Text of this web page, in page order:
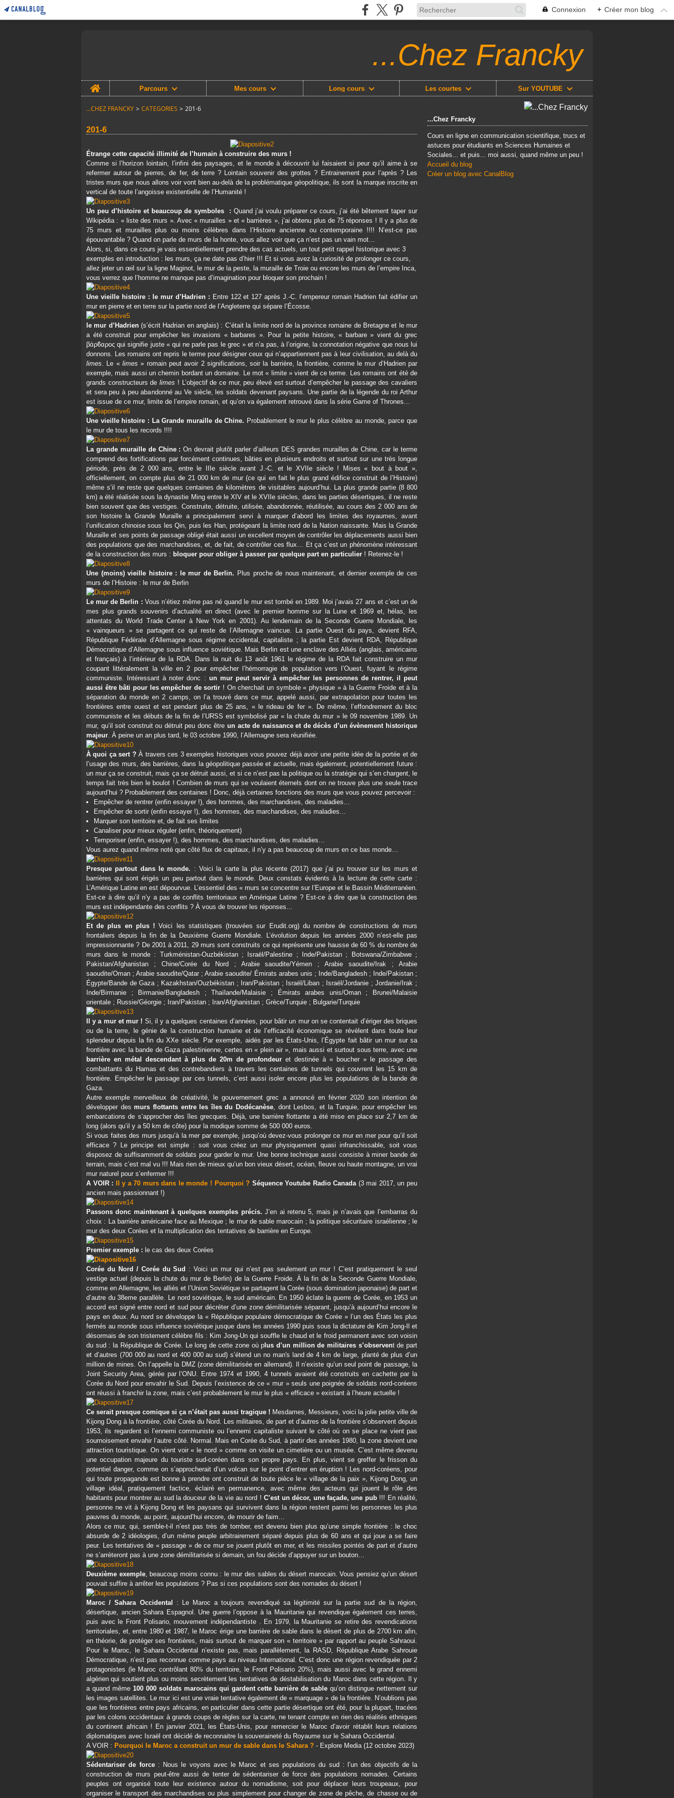
Connexion + Créer mon blog
...Chez Francky
Home
Parcours Mes cours Long cours Les courtes Sur YOUTUBE
...CHEZ FRANCKY > CATEGORIES > 201-6
201-6
Étrange cette capacité illimité de l’humain à construire des murs !
Comme si l’horizon lointain, l’infini des paysages, et le monde à découvrir lui faisaient si peur qu’il aime à se
refermer autour de pierres, de fer, de terre ? Lointain souvenir des grottes ? Entrainement pour l’après ? Les
tristes murs que nous allons voir vont bien au-delà de la problématique géopolitique, ils sont la marque inscrite en
vertical de toute l’angoisse existentielle de l’Humanité !
Un peu d’histoire et beaucoup de symboles :Quand j’ai voulu préparer ce cours, j’ai été bêtement taper sur
Wikipédia : « liste des murs ». Avec « murailles » et « barrières », j’ai obtenu plus de 75 réponses ! Il y a plus de
75 murs et murailles plus ou moins célèbres dans l’Histoire ancienne ou contemporaine !!!! N’est-ce pas
épouvantable ? Quand on parle de murs de la honte, vous allez voir que ça n’est pas un vain mot…
Alors, si, dans ce cours je vais essentiellement prendre des cas actuels, un tout petit rappel historique avec 3
exemples en introduction : les murs, ça ne date pas d’hier !!! Et si vous avez la curiosité de prolonger ce cours,
allez jeter un œil sur la ligne Maginot, le mur de la peste, la muraille de Troie ou encore les murs de l’empire Inca,
vous verrez que l’homme ne manque pas d’imagination pour bloquer son prochain !
Une vieille histoire : le mur d’Hadrien : Entre 122 et 127 après J.-C. l’empereur romain Hadrien fait édifier un
mur en pierre et en terre sur la partie nord de l’Angleterre qui sépare l’Écosse.
le mur d’Hadrien(s’écrit Hadrian en anglais) : C’était la limite nord de la province romaine de Bretagne et le mur
a été construit pour empêcher les invasions « barbares ». Pour la petite histoire, « barbare » vient du grec
βάρϐαρος qui signifie juste « qui ne parle pas le grec » et n’a pas, à l’origine, la connotation négative que nous lui
donnons. Les romains ont repris le terme pour désigner ceux qui n’appartiennent pas à leur civilisation, au delà du
limes. Le « limes» romain peut avoir 2 significations, soir la barrière, la frontière, comme le mur d’Hadrien par
exemple, mais aussi un chemin bordant un domaine. Le mot « limite » vient de ce terme. Les romains ont été de
grands constructeurs delimes ! L’objectif de ce mur, peu élevé est surtout d’empêcher le passage des cavaliers
et sera peu à peu abandonné au Ve siècle, les soldats devenant paysans. Une partie de la légende du roi Arthur
est issue de ce mur, limite de l’empire romain, et qu’on va également retrouvé dans la série Game of Thrones…
Une vieille histoire : La Grande muraille de Chine. Probablement le mur le plus célèbre au monde, parce que
le mur de tous les records !!!!
La grande muraille de Chine : On devrait plutôt parler d’ailleurs DES grandes murailles de Chine, car le terme
comprend des fortifications par forcément continues, bâties en plusieurs endroits et surtout sur une très longue
période, près de 2 000 ans, entre le IIIe siècle avant J.-C. et le XVIIe siècle ! Mises « bout à bout »,
officiellement, on compte plus de 21 000 km de mur (ce qui en fait le plus grand édifice construit de l’Histoire)
même s’il ne reste que quelques centaines de kilomètres de visitables aujourd’hui. La plus grande partie (8 800
km) a été réalisée sous la dynastie Ming entre le XIV et le XVIIe siècles, dans les parties désertiques, il ne reste
bien souvent que des vestiges. Construite, détruite, utilisée, abandonnée, réutilisée, au cours des 2 000 ans de
son histoire la Grande Muraille a principalement servi à marquer d’abord les limites des royaumes, avant
l’unification chinoise sous les Qin, puis les Han, protégeant la limite nord de la Nation naissante. Mais la Grande
Muraille et ses points de passage obligé était aussi un excellent moyen de contrôler les déplacements aussi bien
des populations que des marchandises, et, de fait, de contrôler ces flux… Et ça c’est un phénomène intéressant
de la construction des murs : bloquer pour obliger à passer par quelque part en particulier ! Retenez-le !
Une (moins) vieille histoire : le mur de Berlin. Plus proche de nous maintenant, et dernier exemple de ces
murs de l’Histoire : le mur de Berlin
Le mur de Berlin : Vous n’étiez même pas né quand le mur est tombé en 1989. Moi j’avais 27 ans et c’est un de
mes plus grands souvenirs d’actualité en direct (avec le premier homme sur la Lune et 1969 et, hélas, les
attentats du World Trade Center à New York en 2001). Au lendemain de la Seconde Guerre Mondiale, les
« vainqueurs » se partagent ce qui reste de l’Allemagne vaincue. La partie Ouest du pays, devient RFA,
République Fédérale d’Allemagne sous régime occidental, capitaliste ; la partie Est devient RDA, République
Démocratique d’Allemagne sous influence soviétique. Mais Berlin est une enclave des Alliés (anglais, américains
et français) à l’intérieur de la RDA. Dans la nuit du 13 août 1961 le régime de la RDA fait construire un mur
coupant littéralement la ville en 2 pour empêcher l’hémorragie de population vers l’Ouest, fuyant le régime
communiste. Intéressant à noter donc : un mur peut servir à empêcher les personnes de rentrer, il peut
aussi être bâti pour les empêcher de sortir ! On cherchait un symbole « physique » à la Guerre Froide et à la
séparation du monde en 2 camps, on l’a trouvé dans ce mur, appelé aussi, par extrapolation pour toutes les
frontières entre ouest et est pendant plus de 25 ans, « le rideau de fer ». De même, l’effondrement du bloc
communiste et les débuts de la fin de l’URSS est symbolisé par « la chute du mur » le 09 novembre 1989. Un
mur, qu’il soit construit ou détruit peu donc être un acte de naissance et de décès d’un évènement historique
majeur. À peine un an plus tard, le 03 octobre 1990, l’Allemagne sera réunifiée.
À quoi ça sert ?À travers ces 3 exemples historiques vous pouvez déjà avoir une petite idée de la portée et de
l’usage des murs, des barrières, dans la géopolitique passée et actuelle, mais également, potentiellement future :
un mur ça se construit, mais ça se détruit aussi, et si ce n’est pas la politique ou la stratégie qui s’en chargent, le
temps fait très bien le boulot ! Combien de murs qui se voulaient éternels dont on ne trouve plus une seule trace
aujourd’hui ? Probablement des centaines ! Donc, déjà certaines fonctions des murs que vous pouvez percevoir :
Empêcher de rentrer (enfin essayer !), des hommes, des marchandises, des maladies…
Empêcher de sortir (enfin essayer !), des hommes, des marchandises, des maladies…
Marquer son territoire et, de fait ses limites
Canaliser pour mieux réguler (enfin, théoriquement)
Temporiser (enfin, essayer !), des hommes, des marchandises, des maladies…
Vous aurez quand même noté que côté flux de capitaux, il n’y a pas beaucoup de murs en ce bas monde…
Presque partout dans le monde. : Voici la carte la plus récente (2017) que j’ai pu trouver sur les murs et
barrières qui sont érigés un peu partout dans le monde. Deux constats évidents à la lecture de cette carte :
L’Amérique Latine en est dépourvue. L’essentiel des « murs se concentre sur l’Europe et le Bassin Méditerranéen.
Est-ce à dire qu’il n’y a pas de conflits territoriaux en Amérique Latine ? Est-ce à dire que la construction des
murs est indépendante des conflits ? À vous de trouver les réponses...
Et de plus en plus ! Voici les statistiques (trouvées sur Erudit.org) du nombre de constructions de murs
frontaliers depuis la fin de la Deuxième Guerre Mondiale. L’évolution depuis les années 2000 n’est-elle pas
impressionnante ? De 2001 à 2011, 29 murs sont construits ce qui représente une hausse de 60 % du nombre de
murs dans le monde : Turkménistan-Ouzbékistan ; Israël/Palestine ; Inde/Pakistan ; Botswana/Zimbabwe ;
Pakistan/Afghanistan ; Chine/Corée du Nord ; Arabie saoudite/Yémen ; Arabie saoudite/Irak ; Arabie
saoudite/Oman ; Arabie saoudite/Qatar ; Arabie saoudite/ Émirats arabes unis ; Inde/Bangladesh ; Inde/Pakistan ;
Égypte/Bande de Gaza ; Kazakhstan/Ouzbékistan ; Iran/Pakistan ; Israël/Liban ; Israël/Jordanie ; Jordanie/Irak ;
Inde/Birmanie ; Birmanie/Bangladesh ; Thaïlande/Malaisie ; Émirats arabes unis/Oman ; Brunei/Malaisie
orientale ; Russie/Géorgie ; Iran/Pakistan ; Iran/Afghanistan ; Grèce/Turquie ; Bulgarie/Turquie
Il y a mur et mur ! Si, il y a quelques centaines d’années, pour bâtir un mur on se contentait d’ériger des briques
ou de la terre, le génie de la construction humaine et de l’efficacité économique se révèlent dans toute leur
splendeur depuis la fin du XXe siècle. Par exemple, aidés par les États-Unis, l’Égypte fait bâtir un mur sur sa
frontière avec la bande de Gaza palestinienne, certes en « plein air », mais aussi et surtout sous terre, avec une
barrière en métal descendant à plus de 20m de profondeur et destinée à « boucher » le passage des
combattants du Hamas et des contrebandiers à travers les centaines de tunnels qui couvrent les 15 km de
frontière. Empêcher le passage par ces tunnels, c’est aussi isoler encore plus les populations de la bande de
Gaza.
Autre exemple merveilleux de créativité, le gouvernement grec a annoncé en février 2020 son intention de
développer des murs flottants entre les îles du Dodécanèse, dont Lesbos, et la Turquie, pour empêcher les
embarcations de s’approcher des îles grecques. Déjà, une barrière flottante a été mise en place sur 2,7 km de
long (alors qu’il y a 50 km de côte) pour la modique somme de 500 000 euros.
Si vous faites des murs jusqu’à la mer par exemple, jusqu’où devez-vous prolonger ce mur en mer pour qu’il soit
efficace ? Le principe est simple : soit vous créez un mur physiquement quasi infranchissable, soit vous
disposez de suffisamment de soldats pour garder le mur. Une bonne technique aussi consiste à miner bande de
terrain, mais c’est mal vu !!! Mais rien de mieux qu’un bon vieux désert, océan, fleuve ou haute montagne, un vrai
mur naturel pour s’enfermer !!!
A VOIR :
Il y a 70 murs dans le monde ! Pourquoi ? Séquence Youtube Radio Canada (3 mai 2017, un peu
ancien mais passionnant !)
Passons donc maintenant à quelques exemples précis. J’en ai retenu 5, mais je n’avais que l’embarras du
choix : La barrière américaine face au Mexique ; le mur de sable marocain ; la politique sécuritaire israélienne ; le
mur des deux Corées et la multiplication des tentatives de barrière en Europe.
Premier exemple : le cas des deux Corées
Corée du Nord / Corée du Sud : Voici un mur qui n’est pas seulement un mur ! C’est pratiquement le seul
vestige actuel (depuis la chute du mur de Berlin) de la Guerre Froide. À la fin de la Seconde Guerre Mondiale,
comme en Allemagne, les alliés et l’Union Soviétique se partagent la Corée (sous domination japonaise) de part et
d’autre du 38eme parallèle. Le nord soviétique, le sud américain. En 1950 éclate la guerre de Corée, en 1953 un
accord est signé entre nord et sud pour décréter d’une zone démilitarisée séparant, jusqu’à aujourd’hui encore le
pays en deux. Au nord se développe la « République populaire démocratique de Corée » l’un des États les plus
fermés au monde sous influence soviétique jusque dans les années 1990 puis sous la dictature de Kim Jong-Il et
désormais de son tristement célèbre fils : Kim Jong-Un qui souffle le chaud et le froid permanent avec son voisin
du sud : la République de Corée. Le long de cette zone où p lus d’un million de militaires s’observent de part
et d’autres (700 000 au nord et 400 000 au sud) s’étend un no man's land de 4 km de large, planté de plus d’un
million de mines. On l’appelle la DMZ (zone démilitarisée en allemand). Il n’existe qu’un seul point de passage, la
Joint Security Area, gérée par l’ONU. Entre 1974 et 1990, 4 tunnels avaient été construits en cachette par la
Corée du Nord pour envahir le Sud. Depuis l’existence de ce « mur » seuls une poignée de soldats nord-coréens
ont réussi à franchir la zone, mais c’est probablement le mur le plus « efficace » existant à l’heure actuelle !
Ce serait presque comique si ça n’était pas aussi tragique ! Mesdames, Messieurs, voici la jolie petite ville de
Kijong Dong à la frontière, côté Corée du Nord. Les militaires, de part et d’autres de la frontière s’observent depuis
1953, ils regardent si l’ennemi communiste ou l’ennemi capitaliste suivant le côté où on se place ne vient pas
sournoisement envahir l’autre côté. Normal. Mais en Corée du Sud, à partir des années 1980, la zone devient une
attraction touristique. On vient voir « le nord » comme on visite un cimetière ou un musée. C’est même devenu
une occupation majeure du touriste sud-coréen dans son propre pays. En plus, vient se greffer le frisson du
potentiel danger, comme on s’approcherait d’un volcan sur le point d’entrer en éruption ! Les nord-coréens, pour
qui toute propagande est bonne à prendre ont construit de toute pièce le « village de la paix », Kijong Dong, un
village idéal, pratiquement factice, éclairé en permanence, avec même des acteurs qui jouent le rôle des
habitants pour montrer au sud la douceur de la vie au nord !C’est un décor, une façade, une pub!!! En réalité,
personne ne vit à Kijong Dong et les paysans qui survivent dans la région restent parmi les personnes les plus
pauvres du monde, au point, aujourd’hui encore, de mourir de faim…
Alors ce mur, qui, semble-t-il n’est pas très de tomber, est devenu bien plus qu’une simple frontière : le choc
absurde de 2 idéologies, d’un même peuple arbitrairement séparé depuis plus de 60 ans et qui joue a se faire
peur. Les tentatives de « passage » de ce mur se jouent plutôt en mer, et les missiles pointés de part et d’autre
ne s’arrèteront pas à une zone démilitarisée si demain, un fou décide d’appuyer sur un bouton…
Deuxième exemple, beaucoup moins connu : le mur des sables du désert marocain. Vous pensiez qu’un désert
pouvait suffire à arrêter les populations ? Pas si ces populations sont des nomades du désert !
Maroc / Sahara Occidental
: Le Maroc a toujours revendiqué sa légitimité sur la partie sud de la région,
désertique, ancien Sahara Espagnol. Une guerre l’oppose à la Mauritanie qui revendique également ces terres,
puis avec le Front Polisario, mouvement indépendantiste . En 1979, la Mauritanie se retire des revendications
territoriales, et, entre 1980 et 1987, le Maroc érige une barrière de sable dans le désert de plus de 2700 km afin,
en théorie, de protéger ses frontières, mais surtout de marquer son « territoire » par rapport au peuple Sahraoui.
Pour le Maroc, le Sahara Occidental n’existe pas, mais parallèlement, la RASD, République Arabe Sahrouie
Démocratique, n’est pas reconnue comme pays au niveau International. C’est donc une région revendiquée par 2
protagonistes (le Maroc contrôlant 80% du territoire, le Front Polisario 20%), mais aussi avec le grand ennemi
algérien qui soutient plus ou moins secrètement les tentatives de déstabilisation du Maroc dans cette région. Il y
a quand même 100 000 soldats marocains qui gardent cette barrière de sable qu’on distingue nettement sur
les images satellites. Le mur ici est une vraie tentative également de « marquage » de la frontière. N’oublions pas
que les frontières entre pays africains, en particulier dans cette partie désertique ont été, pour la plupart, tracées
par les colons occidentaux à grands coups de règles sur la carte, ne tenant compte en rien des réalités ethniques
du continent africain ! En janvier 2021, les États-Unis, pour remercier le Maroc d’avoir rétablit leurs relations
diplomatiques avec Israël ont décidé de reconnaitre la souveraineté du Royaume sur le Sahara Occidental.
A VOIR : Pourquoi le Maroc a construit un mur de sable dans le Sahara ? - Explore Media (12 octobre 2023)
Sédentariser de force: Nous le voyons avec le Maroc et ses populations du sud : l’un des objectifs de la
construction de murs peut-être aussi de tenter de sédentariser de force des populations nomades. Certains
peuples ont organisé toute leur existence autour du nomadisme, soit pour déplacer leurs troupeaux, pour
organiser le transport des marchandises ou plus simplement pour changer de zone de pêche, de chasse ou de
...Chez Francky
Cours en ligne en communication scientifique, trucs et
astuces pour étudiants en Sciences Humaines et
Sociales... et puis... moi aussi, quand même un peu !
Accueil du blog
Créer un blog avec CanalBlog